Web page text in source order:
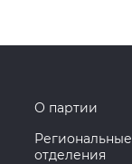
О партии
Региональные
отделения